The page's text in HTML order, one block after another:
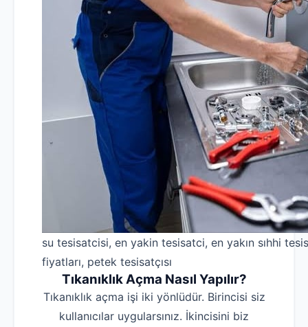
su tesisatcisi, en yakin tesisatci, en yakın sıhhi
fiyatları, petek tesisatçısı
Tıkanıklık Açma Nasıl Yapılır?
Tıkanıklık açma işi iki yönlüdür. Birincisi siz
kullanıcılar uygularsınız. İkincisini biz